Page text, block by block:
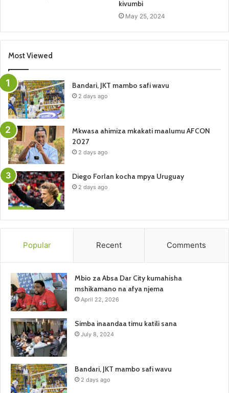
kivumbi
May 25, 2024
Most Viewed
Bandari, JKT mambo safi wavu
2 days ago
Mkwasa ahimiza mkakati maalumu AFCON
2027
2 days ago
Diego Forlan kocha mpya Uruguay
2 days ago
Popular Recent Comments
Mbio za Absa Dar City kumahisha
mshikamano na afya njema
April 22, 2026
Simba inaandaa timu katili sana
July 8, 2024
Bandari, JKT mambo safi wavu
2 days ago